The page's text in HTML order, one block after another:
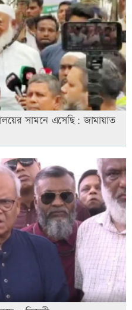
সামনে এসেছি: জামায়াত